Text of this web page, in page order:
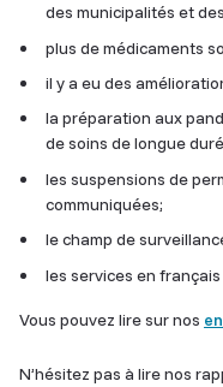
des municipalités et
plus de médicaments
il y a eu des
la préparation aux
de soins de longue
les suspensions de
communiquées;
le champ de
les services en
Vous pouvez lire sur nos
N’hésitez pas à lire nos